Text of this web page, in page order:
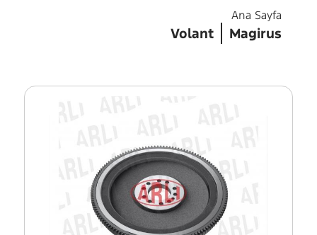
Ana Sayfa
Volant Magirus